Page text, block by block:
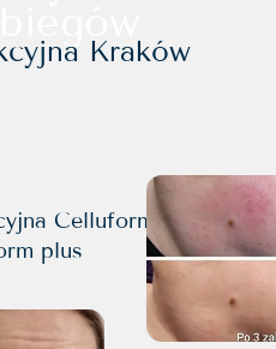
Kraków
Celluform,
plus